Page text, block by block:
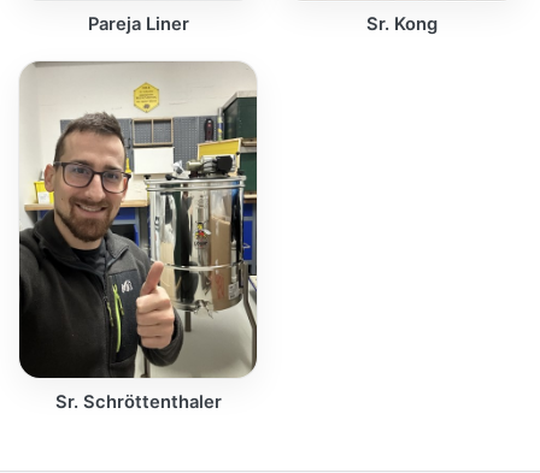
Pareja Liner Sr. Kong
Sr. Schröttenthaler